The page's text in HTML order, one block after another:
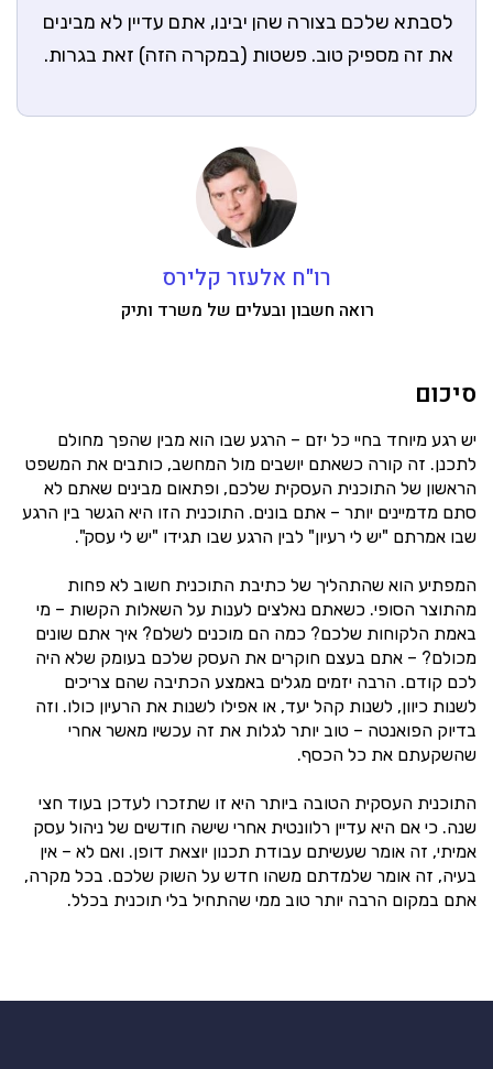
לסבתא שלכם בצורה שהן יבינו, אתם עדיין לא מבינים
את זה מספיק טוב. פשטות (במקרה הזה) זאת בגרות.
רו"ח אלעזר קלירס
רואה חשבון ובעלים של משרד ותיק
סיכום
יש רגע מיוחד בחיי כל יזם – הרגע שבו הוא מבין שהפך מחולם
לתכנן. זה קורה כשאתם יושבים מול המחשב, כותבים את המשפט
הראשון של התוכנית העסקית שלכם, ופתאום מבינים שאתם לא
סתם מדמיינים יותר – אתם בונים. התוכנית הזו היא הגשר בין הרגע
שבו אמרתם "יש לי רעיון" לבין הרגע שבו תגידו "יש לי עסק".
המפתיע הוא שהתהליך של כתיבת התוכנית חשוב לא פחות
מהתוצר הסופי. כשאתם נאלצים לענות על השאלות הקשות – מי
באמת הלקוחות שלכם? כמה הם מוכנים לשלם? איך אתם שונים
מכולם? – אתם בעצם חוקרים את העסק שלכם בעומק שלא היה
לכם קודם. הרבה יזמים מגלים באמצע הכתיבה שהם צריכים
לשנות כיוון, לשנות קהל יעד, או אפילו לשנות את הרעיון כולו. וזה
בדיוק הפואנטה – טוב יותר לגלות את זה עכשיו מאשר אחרי
שהשקעתם את כל הכסף.
התוכנית העסקית הטובה ביותר היא זו שתזכרו לעדכן בעוד חצי
שנה. כי אם היא עדיין רלוונטית אחרי שישה חודשים של ניהול עסק
אמיתי, זה אומר שעשיתם עבודת תכנון יוצאת דופן. ואם לא – אין
בעיה, זה אומר שלמדתם משהו חדש על השוק שלכם. בכל מקרה,
אתם במקום הרבה יותר טוב ממי שהתחיל בלי תוכנית בכלל.